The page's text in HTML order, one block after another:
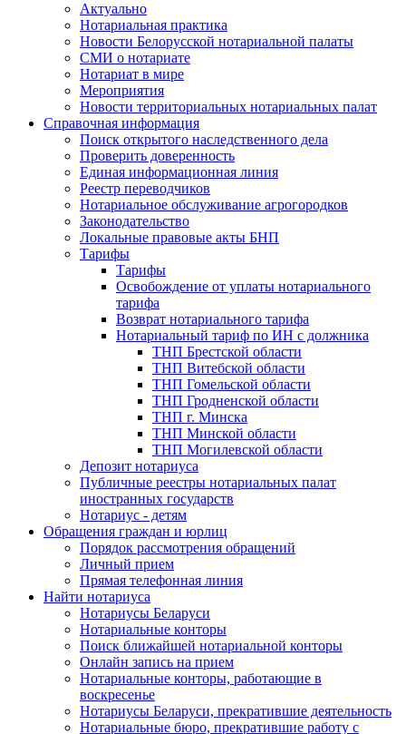
Актуально
Нотариальная практика
Новости Белорусской нотариальной палаты
СМИ о нотариате
Нотариат в мире
Мероприятия
Новости территориальных нотариальных палат
Справочная информация
Поиск открытого наследственного дела
Проверить доверенность
Единая информационная линия
Реестр переводчиков
Нотариальное обслуживание агрогородков
Законодательство
Локальные правовые акты БНП
Тарифы
Тарифы
Освобождение от уплаты нотариального
тарифа
Возврат нотариального тарифа
Нотариальный тариф по ИН с должника
ТНП Брестской области
ТНП Витебской области
ТНП Гомельской области
ТНП Гродненской области
ТНП г. Минска
ТНП Минской области
ТНП Могилевской области
Депозит нотариуса
Публичные реестры нотариальных палат
иностранных государств
Нотариус - детям
Обращения граждан и юрлиц
Порядок рассмотрения обращений
Личный прием
Прямая телефонная линия
Найти нотариуса
Нотариусы Беларуси
Нотариальные конторы
Поиск ближайшей нотариальной конторы
Онлайн запись на прием
Нотариальные конторы, работающие в
воскресенье
Нотариусы Беларуси, прекратившие деятельность
Нотариальные бюро, прекратившие работу с